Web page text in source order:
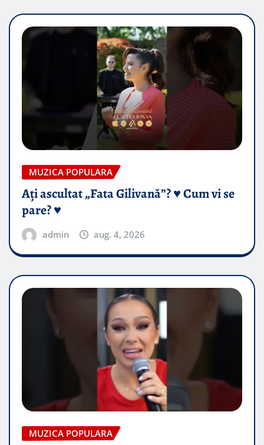
MUZICA POPULARA
Ați ascultat „Fata Gilivană”? ♥️ Cum vi se
pare? ♥️
admin aug. 4, 2026
MUZICA POPULARA